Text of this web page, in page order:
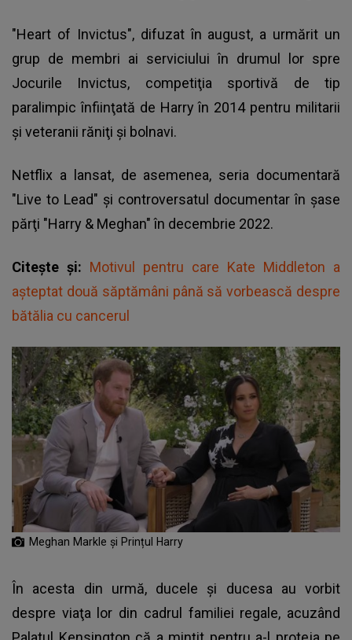
"Heart of Invictus", difuzat în august, a urmărit un
grup de membri ai serviciului în drumul lor spre
Jocurile Invictus, competiţia sportivă de tip
paralimpic înfiinţată de Harry în 2014 pentru militarii
şi veteranii răniţi şi bolnavi.
Netflix a lansat, de asemenea, seria documentară
"Live to Lead" şi controversatul documentar în şase
părţi "Harry & Meghan" în decembrie 2022.
Citește și: Motivul pentru care Kate Middleton a
așteptat două săptămâni până să vorbească despre
bătălia cu cancerul
Meghan Markle și Prințul Harry
În acesta din urmă, ducele şi ducesa au vorbit
despre viaţa lor din cadrul familiei regale, acuzând